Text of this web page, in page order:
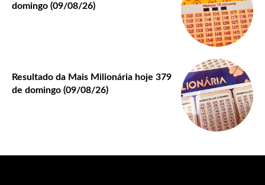
domingo (09/08/26)
Resultado da Mais Milionária hoje 379
de domingo (09/08/26)